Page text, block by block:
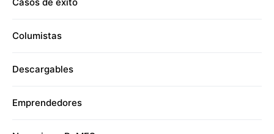
Columistas
Descargables
Emprendedores